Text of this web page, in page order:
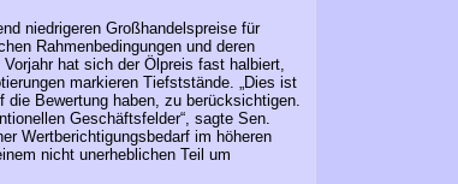
niedrigeren Großhandelspreise für
Rahmenbedingungen und deren
hat sich der Ölpreis fast halbiert,
markieren Tiefststände. „Dies ist
Bewertung haben, zu berücksichtigen.
Geschäftsfelder“, sagte Sen.
Wertberichtigungsbedarf im höheren
nicht unerheblichen Teil um